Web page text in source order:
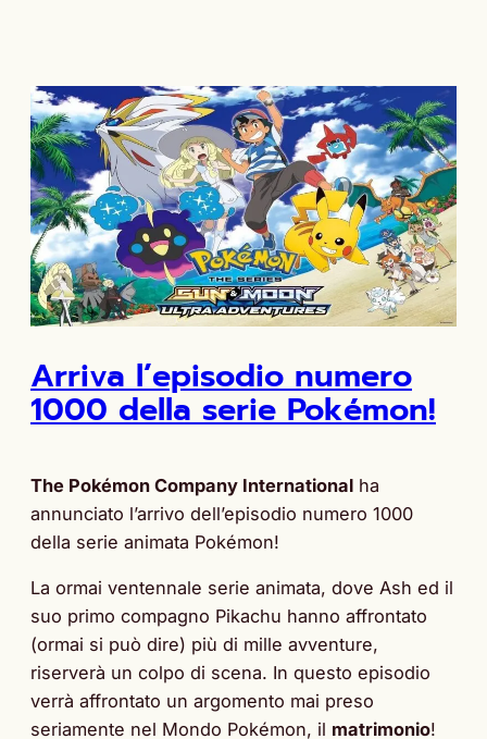
Arriva l’episodio numero
1000 della serie Pokémon!
The Pokémon Company International ha
annunciato l’arrivo dell’episodio numero 1000
della serie animata Pokémon!
La ormai ventennale serie animata, dove Ash ed il
suo primo compagno Pikachu hanno affrontato
(ormai si può dire) più di mille avventure,
riserverà un colpo di scena. In questo episodio
verrà affrontato un argomento mai preso
seriamente nel Mondo Pokémon, il matrimonio!